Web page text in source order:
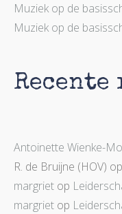
Muziek op de
Muziek op de
Antoinette Wienke-
R. de Bruijne (HOV) op
margriet op
margriet op